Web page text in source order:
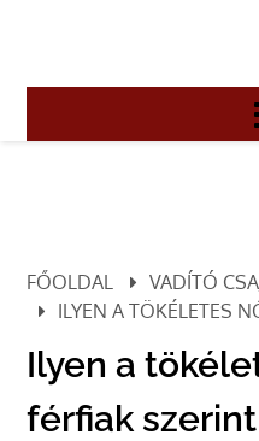
FŐOLDAL
VADÍTÓ
ILYEN A TÖKÉLETES
Ilyen a
férfiak